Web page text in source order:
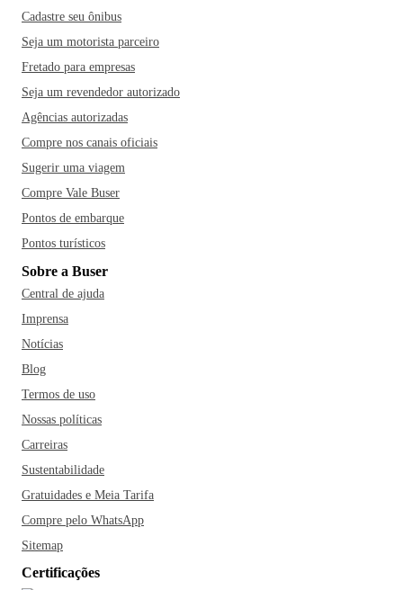
Cadastre seu ônibus
Seja um motorista parceiro
Fretado para empresas
Seja um revendedor autorizado
Agências autorizadas
Compre nos canais oficiais
Sugerir uma viagem
Compre Vale Buser
Pontos de embarque
Pontos turísticos
Sobre a Buser
Central de ajuda
Imprensa
Notícias
Blog
Termos de uso
Nossas políticas
Carreiras
Sustentabilidade
Gratuidades e Meia Tarifa
Compre pelo WhatsApp
Sitemap
Certificações